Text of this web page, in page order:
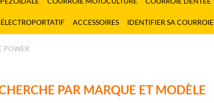
ACCESSOIRES IDENTIFIER SA COURROIE
POWER
PAR MARQUE ET MODÈLE